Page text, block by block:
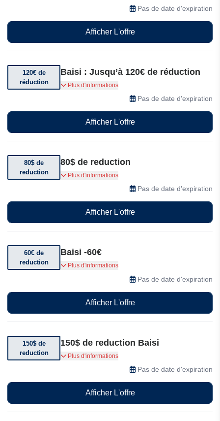
Pas de date d'expiration
Afficher L'offre
120€ de
réduction
Baisi : Jusqu’à 120€ de réduction
Obtenez jusqu’à 120€ de réduction sur une
Plus d'informations
Pas de date d'expiration
Afficher L'offre
80$ de
reduction
80$ de reduction
Obtenez 80$ de réduction sur votre commande
Plus d'informations
Pas de date d'expiration
Afficher L'offre
60€ de
reduction
Baisi -60€
Jusqu'à 60€ de réduction sur une sélection
Plus d'informations
Pas de date d'expiration
Afficher L'offre
150$ de
reduction
150$ de reduction Baisi
Obtenez 150$ de réduction sur votre commande
Plus d'informations
Pas de date d'expiration
Afficher L'offre